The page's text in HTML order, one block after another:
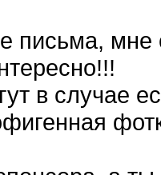
письма, мне
в случае